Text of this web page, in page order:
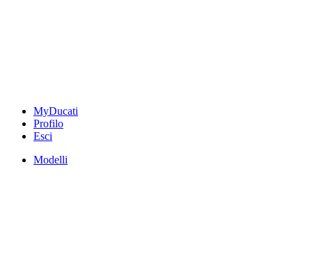
MyDucati
Profilo
Esci
Modelli